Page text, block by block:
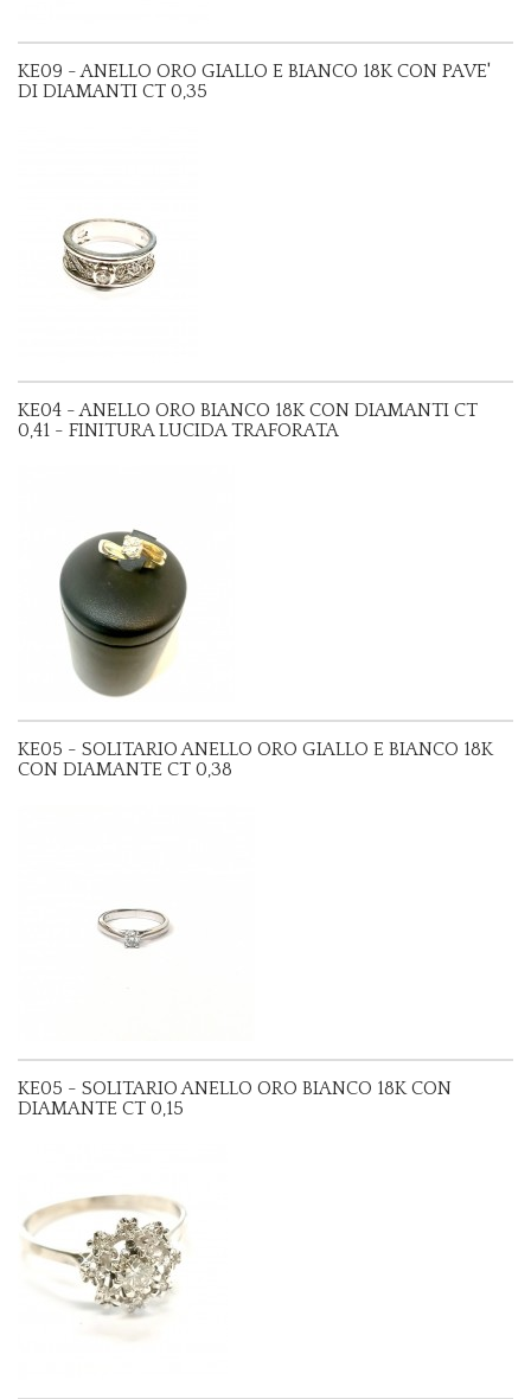
KE09 - ANELLO ORO GIALLO E BIANCO 18K CON PAVE'
DI DIAMANTI CT 0,35
KE04 - ANELLO ORO BIANCO 18K CON DIAMANTI CT
0,41 - FINITURA LUCIDA TRAFORATA
KE05 - SOLITARIO ANELLO ORO GIALLO E BIANCO 18K
CON DIAMANTE CT 0,38
KE05 - SOLITARIO ANELLO ORO BIANCO 18K CON
DIAMANTE CT 0,15